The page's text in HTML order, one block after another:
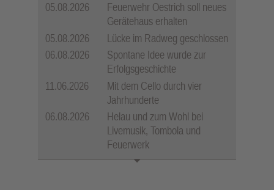
05.08.2026
Feuerwehr Oestrich soll neues
Gerätehaus erhalten
05.08.2026
Lücke im Radweg geschlossen
06.08.2026
Spontane Idee wurde zur
Erfolgsgeschichte
11.06.2026
Mit dem Cello durch vier
Jahrhunderte
06.08.2026
Helau und zum Wohl bei
Livemusik, Tombola und
Feuerwerk